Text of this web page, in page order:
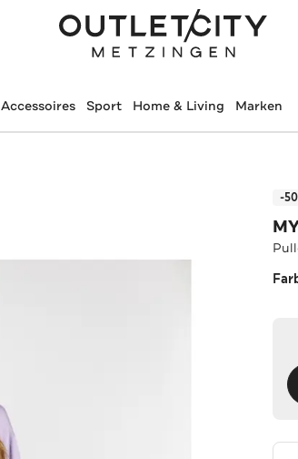
Accessoires Sport Home & Living Marken
-